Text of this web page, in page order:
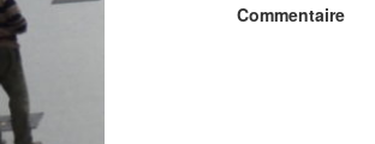
Commentaire